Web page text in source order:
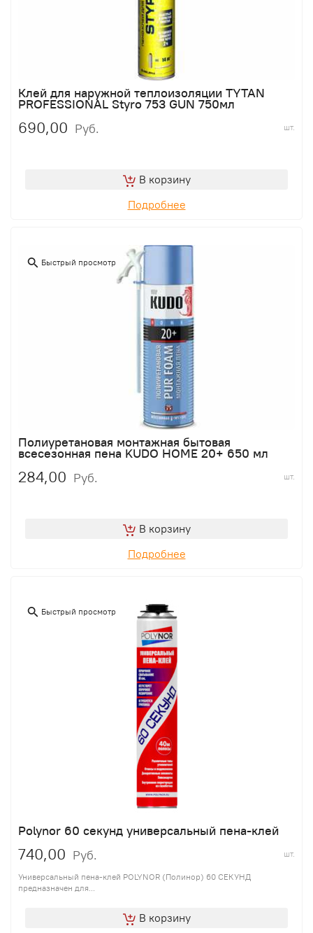
Клей для наружной теплоизоляции TYTAN
PROFESSIONAL Styro 753 GUN 750мл
690,00 Руб. шт.
В корзину
Подробнее
Быстрый просмотр
Полиуретановая монтажная бытовая
всесезонная пена KUDO HOME 20+ 650 мл
284,00 Руб. шт.
В корзину
Подробнее
Быстрый просмотр
Polynor 60 секунд универсальный пена-клей
740,00 Руб. шт.
Универсальный пена-клей POLYNOR (Полинор) 60 СЕКУНД
предназначен для...
В корзину